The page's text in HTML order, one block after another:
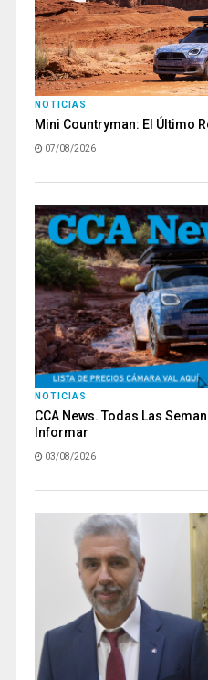
NOTICIAS
Mini Countryman: El Último
07/08/2026
NOTICIAS
CCA News. Todas Las
Informar
03/08/2026